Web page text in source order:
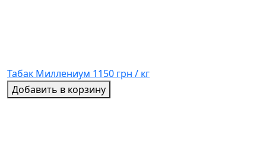
Табак Миллениум 1150 грн / кг
Добавить в корзину